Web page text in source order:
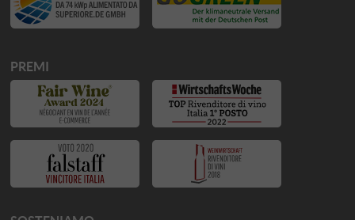
PREMI